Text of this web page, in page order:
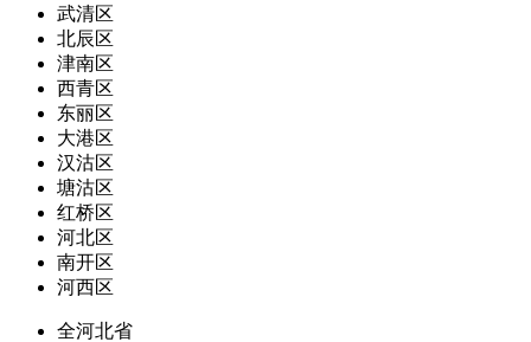
武清区
北辰区
津南区
西青区
东丽区
大港区
汉沽区
塘沽区
红桥区
河北区
南开区
河西区
全河北省